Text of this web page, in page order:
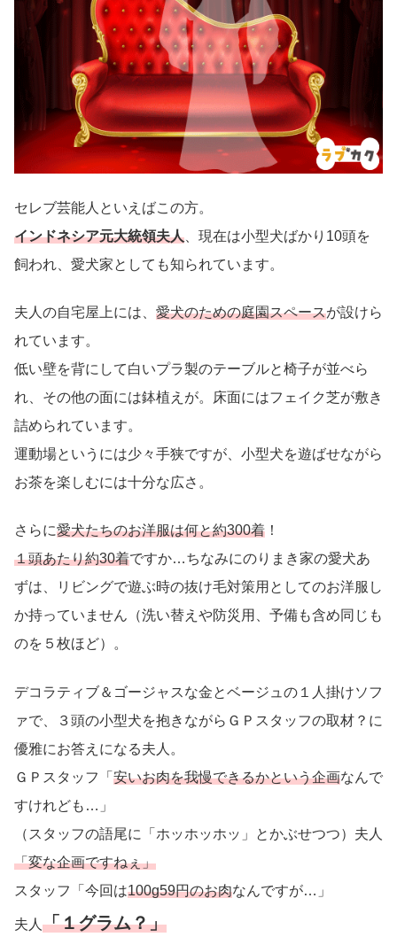
セレブ芸能人といえばこの方。
インドネシア元大統領夫人 、現在は小型犬ばかり10頭を
飼われ、愛犬家としても知られています。
夫人の自宅屋上には、 愛犬のための庭園スペースが設けら
れています。
低い壁を背にして白いプラ製のテーブルと椅子が並べら
れ、その他の面には鉢植えが。床面にはフェイク芝が敷き
詰められています。
運動場というには少々手狭ですが、小型犬を遊ばせながら
お茶を楽しむには十分な広さ。
さらに愛犬たちのお洋服は何と約300着 ！
１頭あたり約30着ですか…ちなみにのりまき家の愛犬あ
ずは、リビングで遊ぶ時の抜け毛対策用としてのお洋服し
か持っていません（洗い替えや防災用、予備も含め同じも
のを５枚ほど）。
デコラティブ＆ゴージャスな金とベージュの１人掛けソフ
ァで、３頭の小型犬を抱きながらＧＰスタッフの取材？に
優雅にお答えになる夫人。
ＧＰスタッフ「 安いお肉を我慢できるかという企画なんで
すけれども…」
（スタッフの語尾に「ホッホッホッ」とかぶせつつ）夫人
「変な企画ですねぇ」
スタッフ「今回は100g59円のお肉なんですが…」
夫人 「１グラム？」